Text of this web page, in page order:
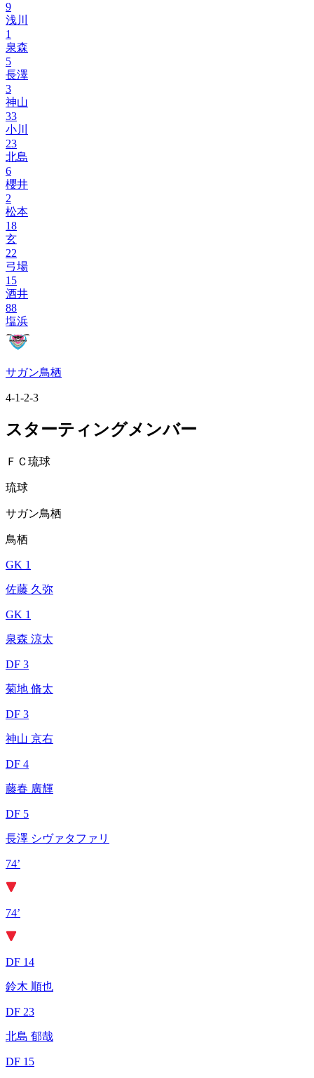
9
浅川
1
泉森
5
長澤
3
神山
33
小川
23
北島
6
櫻井
2
松本
18
玄
22
弓場
15
酒井
88
塩浜
サガン鳥栖
4-1-2-3
スターティングメンバー
ＦＣ琉球
琉球
サガン鳥栖
鳥栖
GK 1
佐藤 久弥
GK 1
泉森 涼太
DF 3
菊地 脩太
DF 3
神山 京右
DF 4
藤春 廣輝
DF 5
長澤 シヴァタファリ
74’
74’
DF 14
鈴木 順也
DF 23
北島 郁哉
DF 15